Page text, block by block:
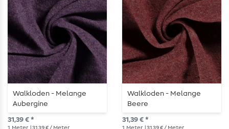
Walkloden - Melange
Aubergine
31,39 € *
Walkloden - Melange
Beere
31,39 € *